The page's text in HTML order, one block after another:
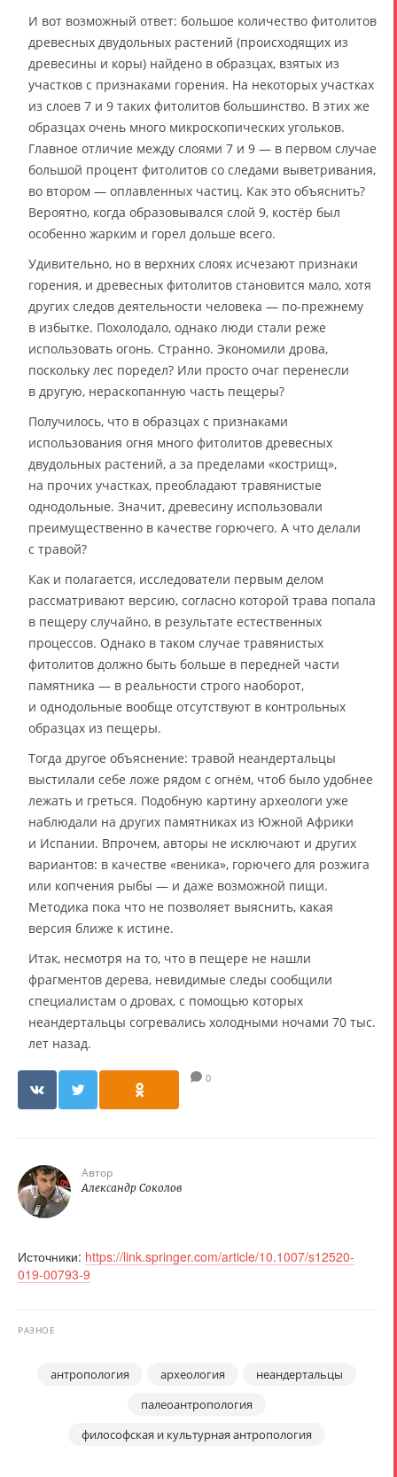
И вот возможный ответ: большое количество фитолитов
древесных двудольных растений (происходящих из
древесины и коры) найдено в образцах, взятых из
участков с признаками горения. На некоторых участках
из слоев 7 и 9 таких фитолитов большинство. В этих же
образцах очень много микроскопических угольков.
Главное отличие между слоями 7 и 9 — в первом случае
большой процент фитолитов со следами выветривания,
во втором — оплавленных частиц. Как это объяснить?
Вероятно, когда образовывался слой 9, костёр был
особенно жарким и горел дольше всего.
Удивительно, но в верхних слоях исчезают признаки
горения, и древесных фитолитов становится мало, хотя
других следов деятельности человека — по-прежнему
в избытке. Похолодало, однако люди стали реже
использовать огонь. Странно. Экономили дрова,
поскольку лес поредел? Или просто очаг перенесли
в другую, нераскопанную часть пещеры?
Получилось, что в образцах с признаками
использования огня много фитолитов древесных
двудольных растений, а за пределами «кострищ»,
на прочих участках, преобладают травянистые
однодольные. Значит, древесину использовали
преимущественно в качестве горючего. А что делали
с травой?
Как и полагается, исследователи первым делом
рассматривают версию, согласно которой трава попала
в пещеру случайно, в результате естественных
процессов. Однако в таком случае травянистых
фитолитов должно быть больше в передней части
памятника — в реальности строго наоборот,
и однодольные вообще отсутствуют в контрольных
образцах из пещеры.
Тогда другое объяснение: травой неандертальцы
выстилали себе ложе рядом с огнём, чтоб было удобнее
лежать и греться. Подобную картину археологи уже
наблюдали на других памятниках из Южной Африки
и Испании. Впрочем, авторы не исключают и других
вариантов: в качестве «веника», горючего для розжига
или копчения рыбы — и даже возможной пищи.
Методика пока что не позволяет выяснить, какая
версия ближе к истине.
Итак, несмотря на то, что в пещере не нашли
фрагментов дерева, невидимые следы сообщили
специалистам о дровах, с помощью которых
неандертальцы согревались холодными ночами 70 тыс.
лет назад.
0
Автор
Александр Соколов
Источники: https://link.springer.com/article/10.1007/s12520-
019-00793-9
РАЗНОЕ
антропология археология
неандертальцы
палеоантропология
философская и культурная антропология